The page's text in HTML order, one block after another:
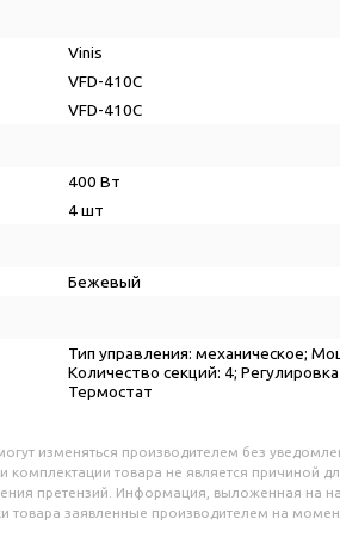
Vinis
VFD-410C
VFD-410C
400 Вт
4 шт
Бежевый
Тип управления: механическое;
Количество секций: 4;
Термостат
изменяться производителем без
комплектации товара не является причиной
претензий. Информация, выложенная на
товара заявленные производителем на